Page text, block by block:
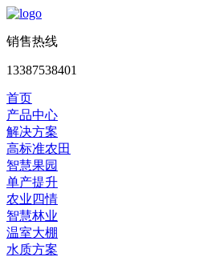
销售热线
13387538401
首页
产品中心
解决方案
高标准农田
智慧果园
单产提升
农业四情
智慧林业
温室大棚
水质方案